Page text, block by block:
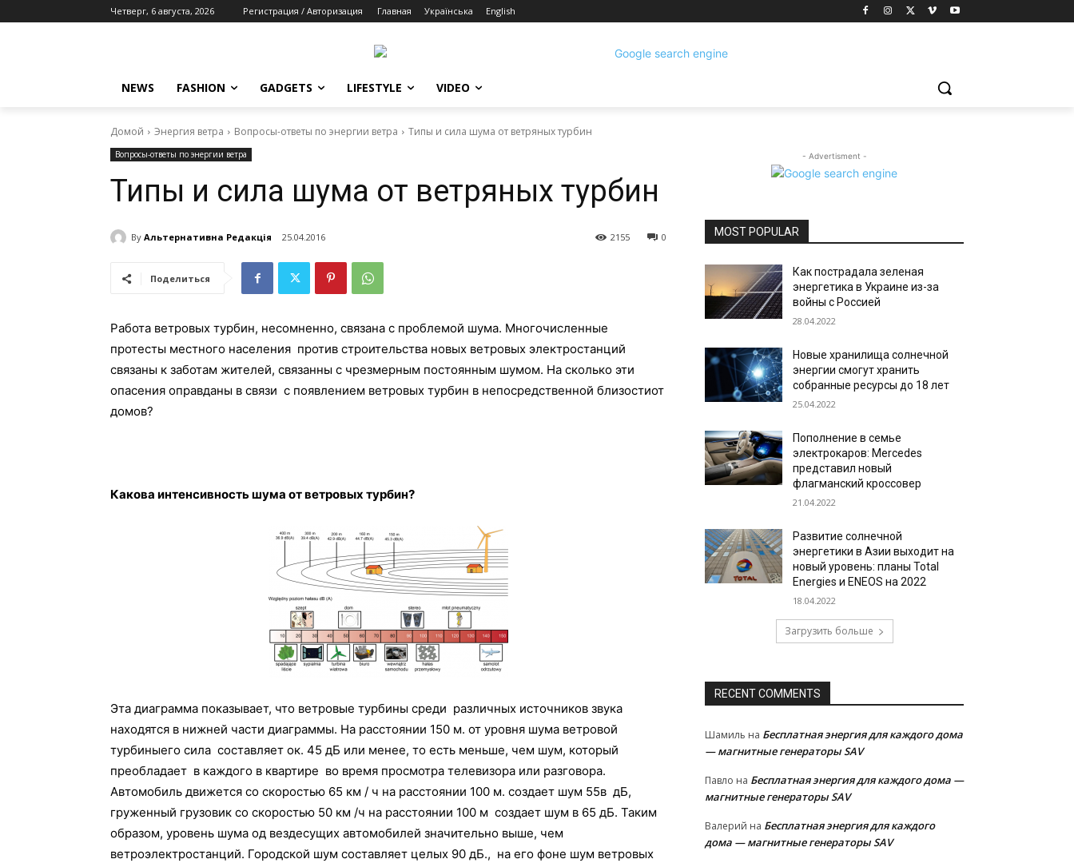
Четверг, 6 августа, 2026 Регистрация / Авторизация Главная Українська English
NEWS FASHION GADGETS LIFESTYLE VIDEO
Домой Энергия ветра Вопросы-ответы по энергии ветра Типы и сила шума от ветряных турбин
Вопросы-ответы по энергии ветра
Типы и сила шума от ветряных турбин
By Альтернативна Редакція 25.04.2016 0
2155
Поделиться
Работа ветровых турбин, несомненно, связана с проблемой шума. Многочисленные
протесты местного населения против строительства новых ветровых электростанций
связаны к заботам жителей, связанны с чрезмерным постоянным шумом. На сколько эти
опасения оправданы в связи с появлением ветровых турбин в непосредственной близостиот
домов?
Какова интенсивность шума от ветровых турбин?
Эта диаграмма показывает, что ветровые турбины среди различных источников звука
находятся в нижней части диаграммы. На расстоянии 150 м. от уровня шума ветровой
турбиныего сила составляет ок. 45 дБ или менее, то есть меньше, чем шум, который
преобладает в каждого в квартире во время просмотра телевизора или разговора.
Автомобиль движется со скоростью 65 км / ч на расстоянии 100 м. создает шум 55в дБ,
груженный грузовик со скоростью 50 км /ч на расстоянии 100 м создает шум в 65 дБ. Таким
образом, уровень шума од вездесущих автомобилей значительно выше, чем
ветроэлектростанций. Городской шум составляет целых 90 дБ., на его фоне шум ветровых
- Advertisment -
MOST POPULAR
Как пострадала зеленая
энергетика в Украине из-за
войны с Россией
28.04.2022
Новые хранилища солнечной
энергии смогут хранить
собранные ресурсы до 18 лет
25.04.2022
Пополнение в семье
электрокаров: Mercedes
представил новый
флагманский кроссовер
21.04.2022
Развитие солнечной
энергетики в Азии выходит на
новый уровень: планы Total
Energies и ENEOS на 2022
18.04.2022
Загрузить больше
RECENT COMMENTS
Шамиль на Бесплатная энергия для каждого дома
— магнитные генераторы SAV
Павло на Бесплатная энергия для каждого дома —
магнитные генераторы SAV
Валерий на Бесплатная энергия для каждого
дома — магнитные генераторы SAV